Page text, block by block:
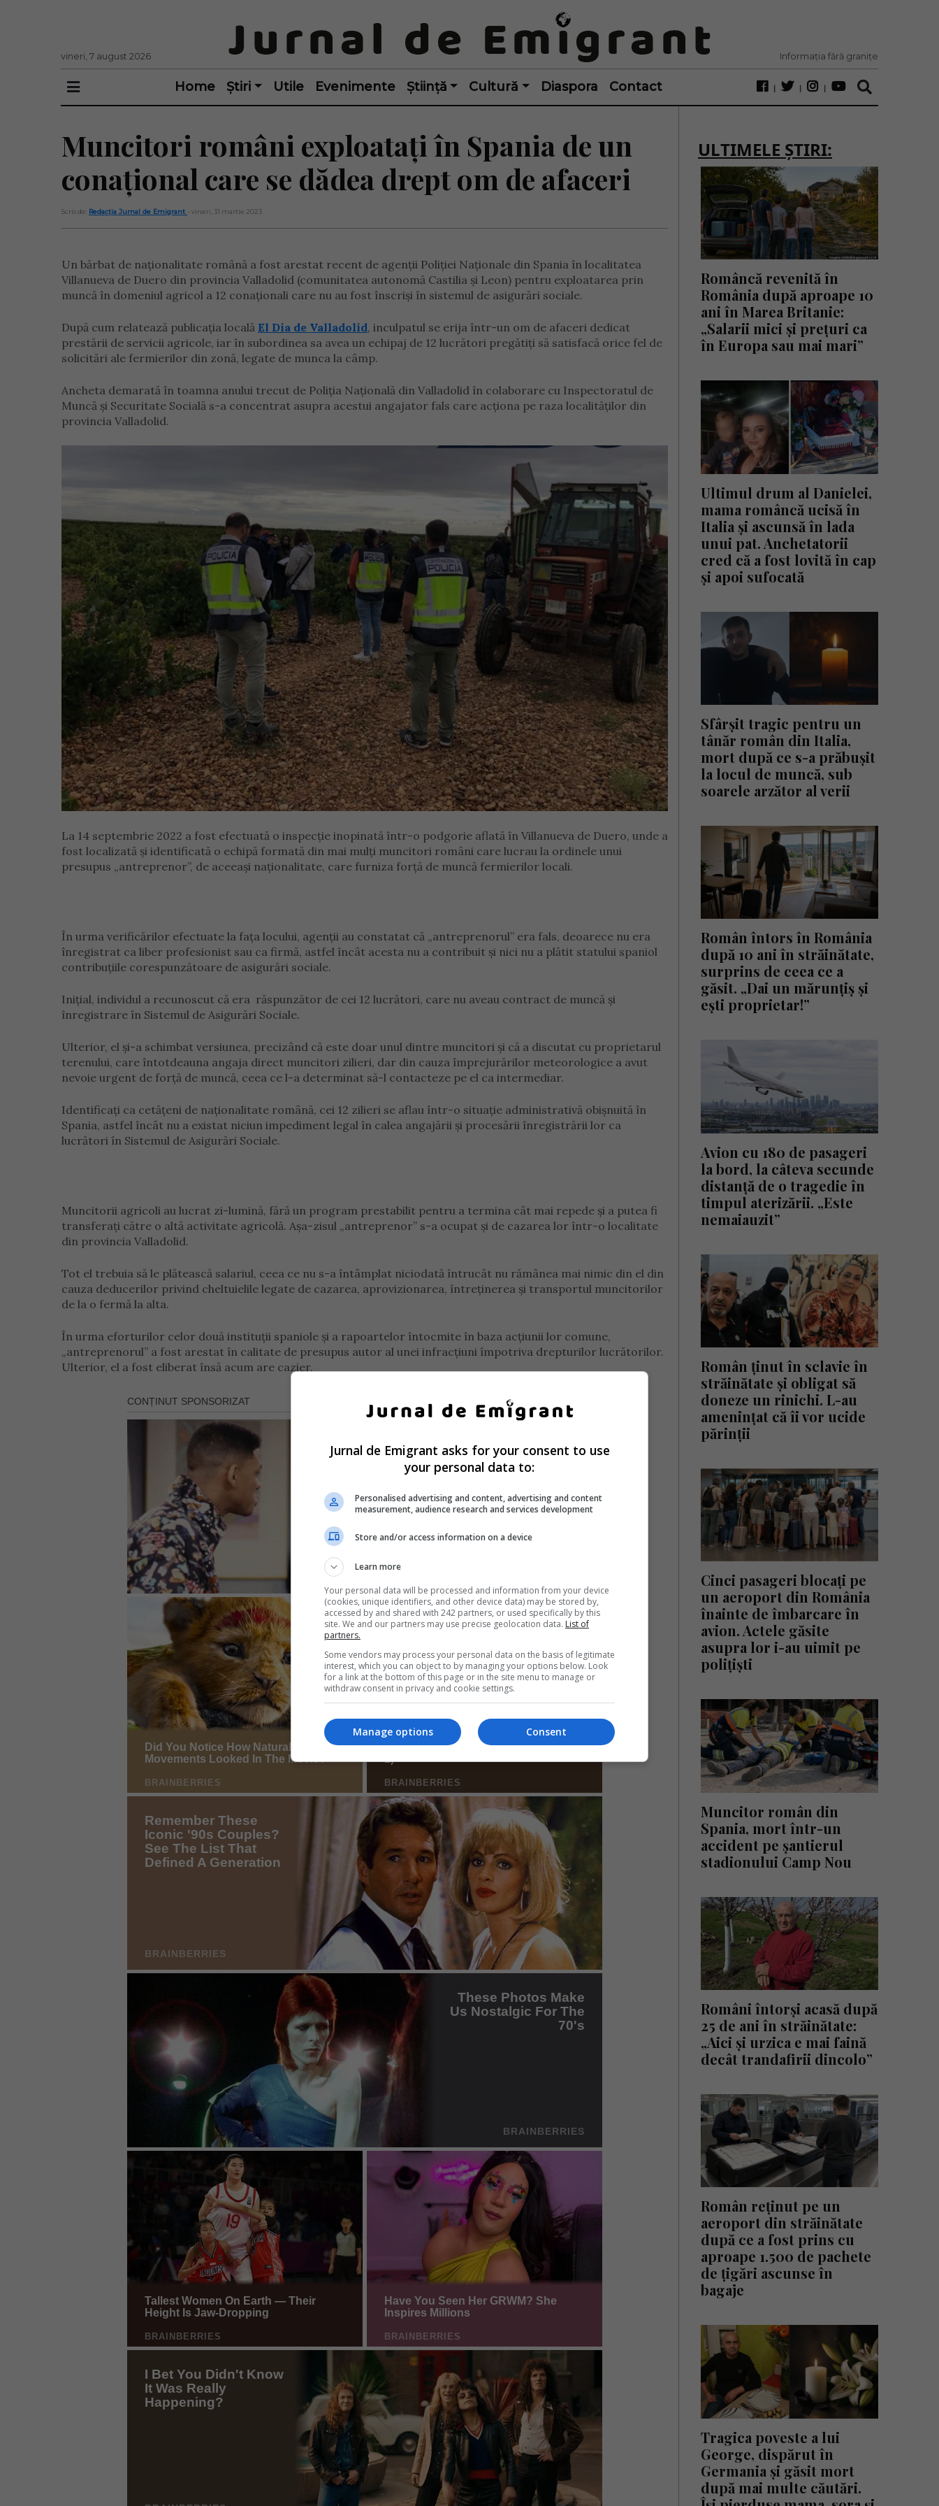
vineri, 7 august 2026 Informația fără granițe
Home Știri Utile Evenimente Știință Cultură Diaspora Contact
Muncitori români exploatați în Spania de un
conațional care se dădea drept om de afaceri
Scris de: Redacția Jurnal de Emigrant - vineri, 31 martie 2023
Un bărbat de naționalitate română a fost arestat recent de agenții Poliției Naționale din Spania în localitatea
Villanueva de Duero din provincia Valladolid (comunitatea autonomă Castilia și Leon) pentru exploatarea prin
muncă în domeniul agricol a 12 conaționali care nu au fost înscriși în sistemul de asigurări sociale.
După cum relatează publicația locală El Dia de Valladolid, inculpatul se erija într-un om de afaceri dedicat
prestării de servicii agricole, iar în subordinea sa avea un echipaj de 12 lucrători pregătiți să satisfacă orice fel de
solicitări ale fermierilor din zonă, legate de munca la câmp.
Ancheta demarată în toamna anului trecut de Poliția Națională din Valladolid în colaborare cu Inspectoratul de
Muncă și Securitate Socială s-a concentrat asupra acestui angajator fals care acționa pe raza localităților din
provincia Valladolid.
La 14 septembrie 2022 a fost efectuată o inspecție inopinată într-o podgorie aflată în Villanueva de Duero, unde a
fost localizată și identificată o echipă formată din mai mulți muncitori români care lucrau la ordinele unui
presupus „antreprenor”, de aceeași naționalitate, care furniza forță de muncă fermierilor locali.
În urma verificărilor efectuate la fața locului, agenții au constatat că „antreprenorul” era fals, deoarece nu era
înregistrat ca liber profesionist sau ca firmă, astfel încât acesta nu a contribuit și nici nu a plătit statului spaniol
contribuțiile corespunzătoare de asigurări sociale.
Inițial, individul a recunoscut că era răspunzător de cei 12 lucrători, care nu aveau contract de muncă și
înregistrare în Sistemul de Asigurări Sociale.
Ulterior, el și-a schimbat versiunea, precizând că este doar unul dintre muncitori și că a discutat cu proprietarul
terenului, care întotdeauna angaja direct muncitori zilieri, dar din cauza împrejurărilor meteorologice a avut
nevoie urgent de forță de muncă, ceea ce l-a determinat să-l contacteze pe el ca intermediar.
Identificați ca cetățeni de naționalitate română, cei 12 zilieri se aflau într-o situație administrativă obișnuită în
Spania, astfel încât nu a existat niciun impediment legal în calea angajării și procesării înregistrării lor ca
lucrători în Sistemul de Asigurări Sociale.
Muncitorii agricoli au lucrat zi-lumină, fără un program prestabilit pentru a termina cât mai repede și a putea fi
transferați către o altă activitate agricolă. Așa-zisul „antreprenor” s-a ocupat și de cazarea lor într-o localitate
din provincia Valladolid.
Tot el trebuia să le plătească salariul, ceea ce nu s-a întâmplat niciodată întrucât nu rămânea mai nimic din el din
cauza deducerilor privind cheltuielile legate de cazarea, aprovizionarea, întreținerea și transportul muncitorilor
de la o fermă la alta.
În urma eforturilor celor două instituții spaniole și a rapoartelor întocmite în baza acțiunii lor comune,
„antreprenorul” a fost arestat în calitate de presupus autor al unei infracțiuni împotriva drepturilor lucrătorilor.
Ulterior, el a fost eliberat însă acum are cazier.
ULTIMELE ȘTIRI:
Româncă revenită în
România după aproape 10
ani în Marea Britanie:
„Salarii mici și prețuri ca
în Europa sau mai mari”
Ultimul drum al Danielei,
mama româncă ucisă în
Italia și ascunsă în lada
unui pat. Anchetatorii
cred că a fost lovită în cap
și apoi sufocată
Sfârșit tragic pentru un
tânăr român din Italia,
mort după ce s-a prăbușit
la locul de muncă, sub
soarele arzător al verii
Român întors în România
după 10 ani în străinătate,
surprins de ceea ce a
găsit. „Dai un mărunțiș și
ești proprietar!”
Avion cu 180 de pasageri
la bord, la câteva secunde
distanță de o tragedie în
timpul aterizării. „Este
nemaiauzit”
Român ținut în sclavie în
străinătate și obligat să
doneze un rinichi. L-au
amenințat că îi vor ucide
părinții
Cinci pasageri blocați pe
un aeroport din România
înainte de îmbarcare în
avion. Actele găsite
asupra lor i-au uimit pe
polițiști
Muncitor român din
Spania, mort într-un
accident pe șantierul
stadionului Camp Nou
Români întorși acasă după
25 de ani în străinătate:
„Aici și urzica e mai faină
decât trandafirii dincolo”
Român reținut pe un
aeroport din străinătate
după ce a fost prins cu
aproape 1.500 de pachete
de țigări ascunse în
bagaje
Tragica poveste a lui
George, dispărut în
Germania și găsit mort
după mai multe căutări.
Jurnal de Emigrant asks for your consent to use
your personal data to:
Personalised advertising and content, advertising and content
measurement, audience research and services development
Store and/or access information on a device
Learn more
Your personal data will be processed and information from your device
(cookies, unique identifiers, and other device data) may be stored by,
accessed by and shared with 242 partners, or used specifically by this
site. We and our partners may use precise geolocation data. List of
partners.
Some vendors may process your personal data on the basis of legitimate
interest, which you can object to by managing your options below. Look
for a link at the bottom of this page or in the site menu to manage or
withdraw consent in privacy and cookie settings.
Consent
Manage options